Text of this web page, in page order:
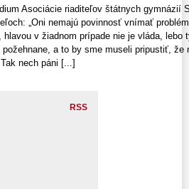
Asociácie riaditeľov štátnych gymnázií
„Oni nemajú povinnosť vnímať
hlavou v žiadnom prípade nie je vláda,
požehnane, a to by sme museli pripustiť, že
nech páni [...]
RSS